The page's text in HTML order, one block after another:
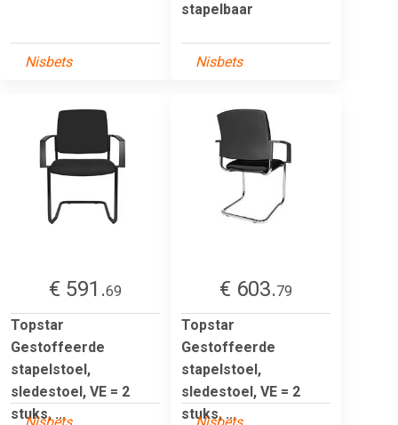
Nisbets
stapelbaar
Nisbets
€ 591.69
Topstar
Gestoffeerde
stapelstoel,
sledestoel, VE = 2
stuks, ...
€ 603.79
Topstar
Gestoffeerde
stapelstoel,
sledestoel, VE = 2
stuks, ...